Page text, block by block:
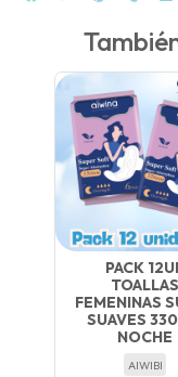
PACK
TOALLAS
FEMENINAS
SUAVES
NOCHE
AIWIBI